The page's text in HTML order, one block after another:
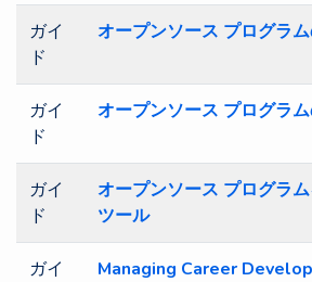
ガイ
ド
オープンソース プログラ
ガイ
ド
オープンソース プログラ
ガイ
ド
オープンソース プログラ
ツール
ガイ
Managing Career